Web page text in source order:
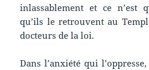
inlassablement et ce n’est
qu’ils le retrouvent au
docteurs de la loi.
Dans l’anxiété qui